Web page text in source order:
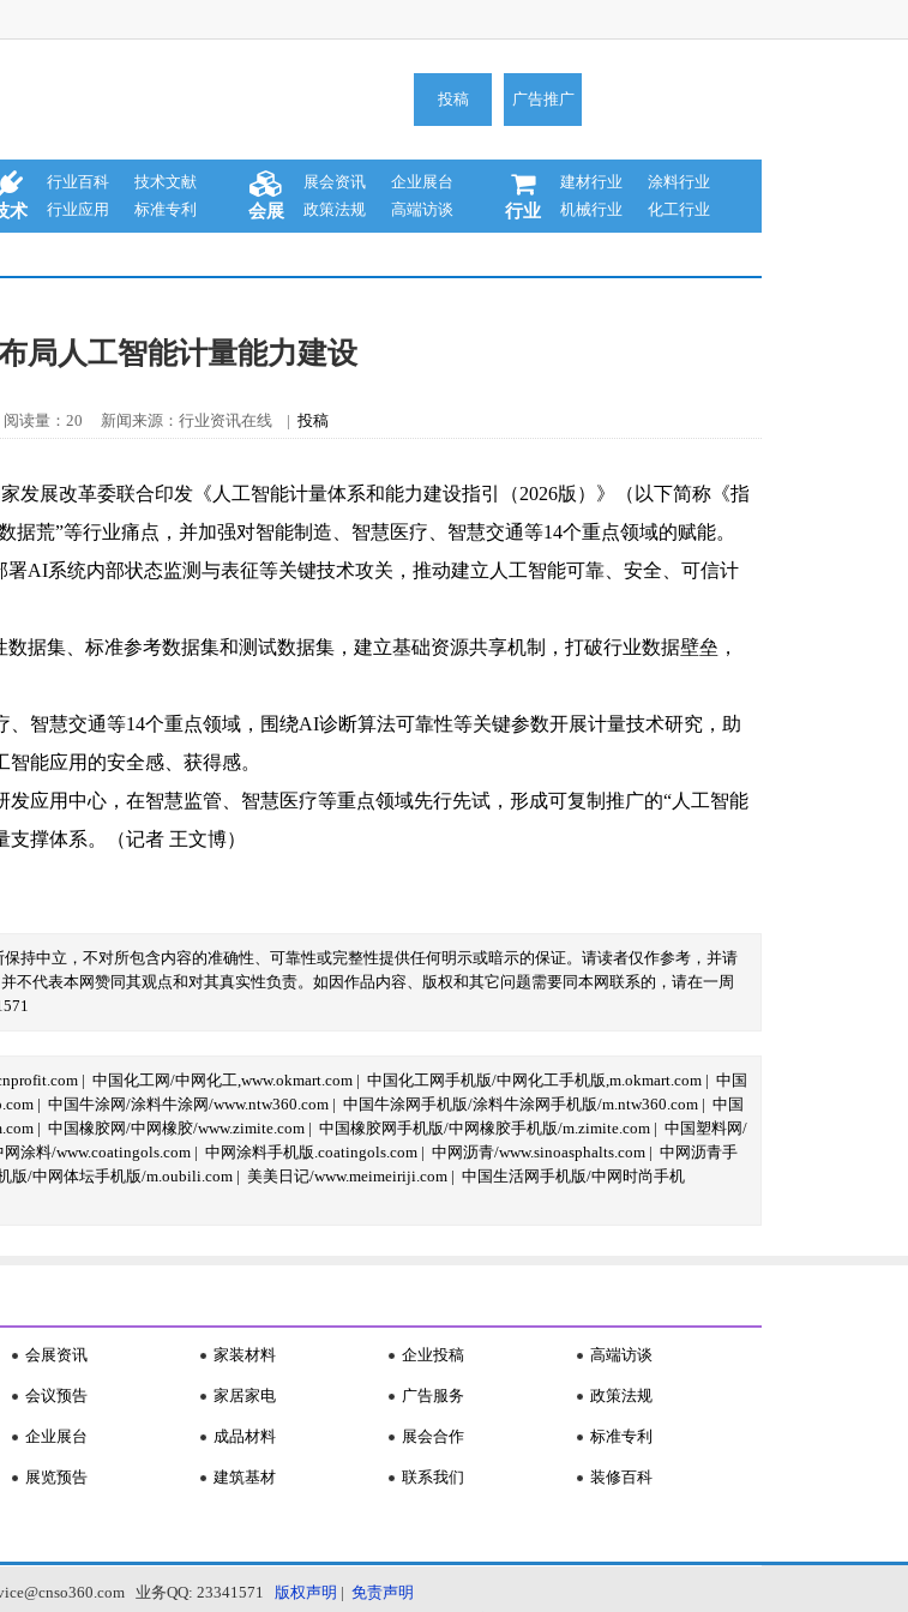
投稿 广告推广
术
行业百科
技术文献
行业应用
标准专利 会展
展会资讯
企业展台
政策法规
高端访谈 行业
建材行业
涂料行业
机械行业
化工行业
局人工智能计量能力建设
读量：20 新闻来源：行业资讯在线 | 投稿
发展改革委联合印发《人工智能计量体系和能力建设指引（2026版）》（以下简称《指
荒”等行业痛点，并加强对智能制造、智慧医疗、智慧交通等14个重点领域的赋能。
AI系统内部状态监测与表征等关键技术攻关，推动建立人工智能可靠、安全、可信计
据集、标准参考数据集和测试数据集，建立基础资源共享机制，打破行业数据壁垒，
智慧交通等14个重点领域，围绕AI诊断算法可靠性等关键参数开展计量技术研究，助
能应用的安全感、获得感。
应用中心，在智慧监管、智慧医疗等重点领域先行先试，形成可复制推广的“人工智能
撑体系。（记者 王文博）
持中立，不对所包含内容的准确性、可靠性或完整性提供任何明示或暗示的保证。请读者仅作参考，并请
不代表本网赞同其观点和对其真实性负责。如因作品内容、版权和其它问题需要同本网联系的，请在一周
| 中国化工网/中网化工,www.okmart.com | 中国化工网手机版/中网化工手机版,m.okmart.com | 中国
| 中国牛涂网/涂料牛涂网/www.ntw360.com | 中国牛涂网手机版/涂料牛涂网手机版/m.ntw360.com | 中国
| 中国橡胶网/中网橡胶/www.zimite.com | 中国橡胶网手机版/中网橡胶手机版/m.zimite.com | 中国塑料网/
网涂料/www.coatingols.com | 中网涂料手机版.coatingols.com | 中网沥青/www.sinoasphalts.com | 中网沥青手
版/中网体坛手机版/m.oubili.com | 美美日记/www.meimeiriji.com | 中国生活网手机版/中网时尚手机
会展资讯
会议预告
企业展台
展览预告
家装材料
家居家电
成品材料
建筑基材
企业投稿
广告服务
展会合作
联系我们
高端访谈
政策法规
标准专利
装修百科
业务QQ: 23341571 版权声明 | 免责声明